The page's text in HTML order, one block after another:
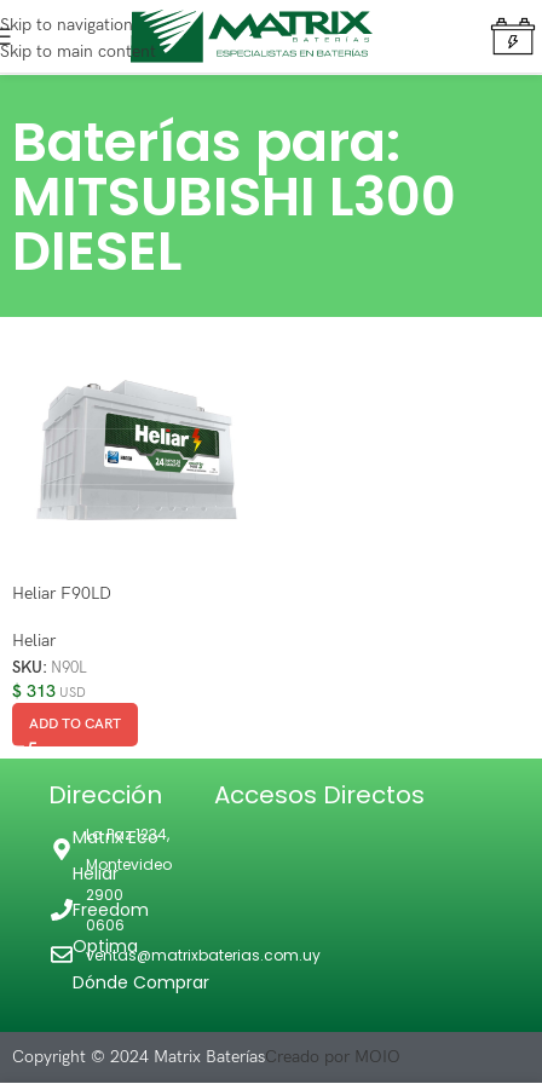
Skip to navigation
Skip to main content
Baterías para:
MITSUBISHI L300
DIESEL
Heliar F90LD
Heliar
SKU: N90L
$ 313 USD
ADD TO CART
Dirección
La Paz 1234,
Montevideo
2900
0606
ventas@matrixbaterias.com.uy
Accesos Directos
Matrix Eco
Heliar
Freedom
Optima
Dónde Comprar
Copyright © 2024 Matrix BateríasCreado por MOIO